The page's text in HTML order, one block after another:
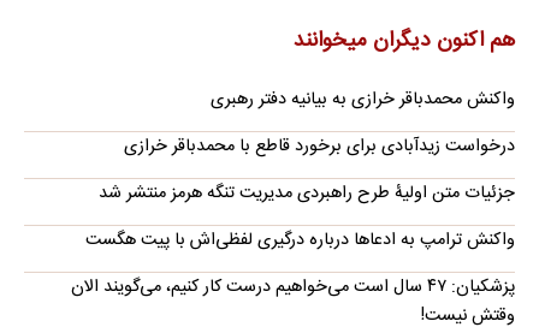
هم اکنون دیگران میخوانند
واکنش محمدباقر خرازی به بیانیه دفتر رهبری
درخواست زیدآبادی برای برخورد قاطع با محمدباقر خرازی
جزئیات متن اولیۀ طرح راهبردی مدیریت تنگه هرمز منتشر شد
واکنش ترامپ به ادعاها درباره درگیری لفظی‌اش با پیت هگست
پزشکیان: ۴۷ سال است می‌خواهیم درست کار کنیم، می‌گویند الان
وقتش نیست!